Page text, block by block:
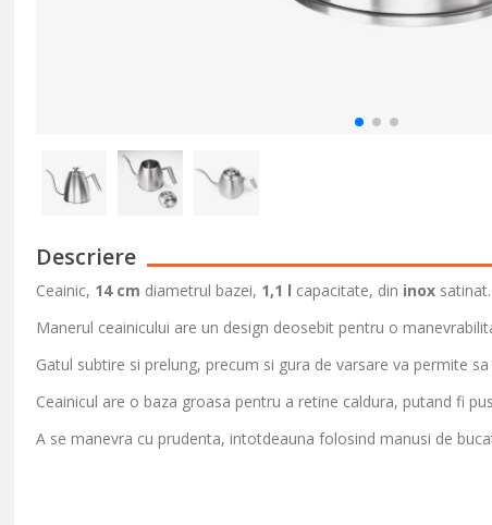
Descriere
Ceainic, 14 cm diametrul bazei, 1,1 l capacitate, din inox satinat.
Manerul ceainicului are un design deosebit pentru o
Gatul subtire si prelung, precum si gura de varsare va permite
Ceainicul are o baza groasa pentru a retine caldura, putand fi
A se manevra cu prudenta, intotdeauna folosind manusi de